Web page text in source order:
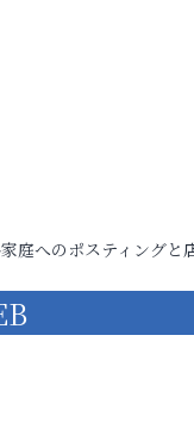
庭へのポスティングと